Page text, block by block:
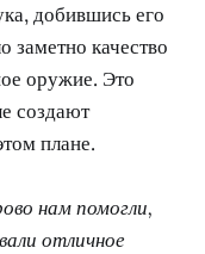
добившись его
заметно качество
оружие. Это
создают
плане.
нам помогли,
отличное